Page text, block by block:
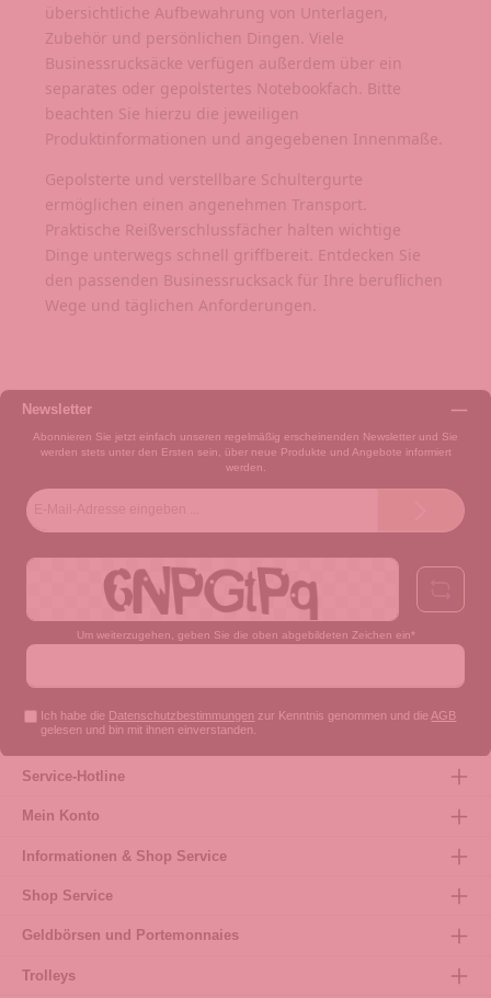
übersichtliche Aufbewahrung von Unterlagen,
Zubehör und persönlichen Dingen. Viele
Businessrucksäcke verfügen außerdem über ein
separates oder gepolstertes Notebookfach. Bitte
beachten Sie hierzu die jeweiligen
Produktinformationen und angegebenen Innenmaße.
Gepolsterte und verstellbare Schultergurte
ermöglichen einen angenehmen Transport.
Praktische Reißverschlussfächer halten wichtige
Dinge unterwegs schnell griffbereit. Entdecken Sie
den passenden Businessrucksack für Ihre beruflichen
Wege und täglichen Anforderungen.
Newsletter
Abonnieren Sie jetzt einfach unseren regelmäßig erscheinenden Newsletter und Sie
werden stets unter den Ersten sein, über neue Produkte und Angebote informiert
werden.
Um weiterzugehen, geben Sie die oben abgebildeten Zeichen ein*
Ich habe die Datenschutzbestimmungen zur Kenntnis genommen und die AGB
gelesen und bin mit ihnen einverstanden.
Service-Hotline
Mein Konto
Informationen & Shop Service
Shop Service
Geldbörsen und Portemonnaies
Trolleys